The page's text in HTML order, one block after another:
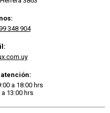
348 904
a 18:00 hrs
13:00 hrs